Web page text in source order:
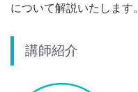
について解説いたします。
講師紹介